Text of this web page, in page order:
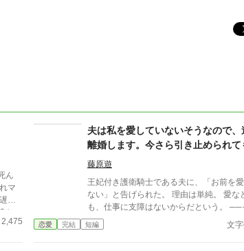
ん
の
夫は私を愛していないそうなので、
離婚します。今さら引き止められて
す
藤原遊
王妃付き護衛騎士である夫に、「お前を
ない」と告げられた。 理由は単純。 愛などなくて
も、仕事に支障はないからだという。 ──そうです
か。 それなら、こちらも遠慮する必要はありません
ね。 王妃の機嫌、侍女たちとの関係、贈り物の選
恋愛 完結 短編 文